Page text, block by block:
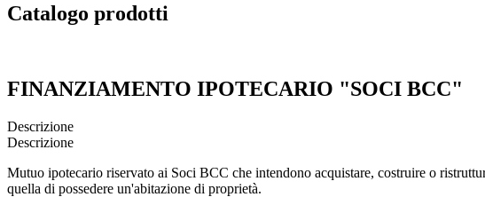
Catalogo prodotti
FINANZIAMENTO IPOTECARIO "SOCI BCC"
Descrizione
Descrizione
Mutuo ipotecario riservato ai Soci BCC che intendono acquistare, costruire o
quella di possedere un'abitazione di proprietà.